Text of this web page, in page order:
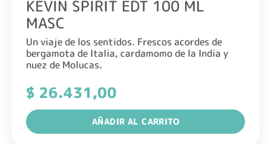
KEVIN SPIRIT EDT 100 ML
MASC
Un viaje de los sentidos. Frescos acordes de
bergamota de Italia, cardamomo de la India y
nuez de Molucas.
$26.431,00
AÑADIR AL CARRITO